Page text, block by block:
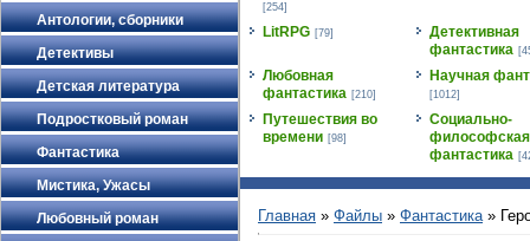
Антологии, сборники
Детективы
Детская литература
Подростковый роман
Фантастика
Мистика, Ужасы
Любовный роман
[254]
LitRPG [79]
Детективная
фантастика
Любовная
фантастика [210]
Научная
[1012]
Путешествия во
времени [98]
Социально-
философская
фантастика
Главная » Файлы » Фантастика»